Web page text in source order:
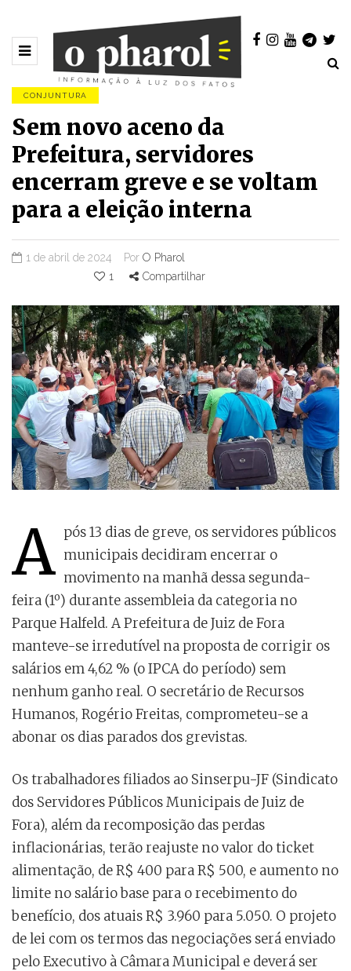
CONJUNTURA
Sem novo aceno da
Prefeitura, servidores
encerram greve e se voltam
para a eleição interna
1 de abril de 2024 Por O Pharol
1
Compartilhar
A pós 13 dias de greve, os servidores públicos
municipais decidiram encerrar o
movimento na manhã dessa segunda-
feira (1º) durante assembleia da categoria no
Parque Halfeld. A Prefeitura de Juiz de Fora
manteve-se irredutível na proposta de corrigir os
salários em 4,62 % (o IPCA do período) sem
nenhum ganho real. O secretário de Recursos
Humanos, Rogério Freitas, comprometeu-se a
abonar os dias parados dos grevistas.
Os trabalhadores filiados ao Sinserpu-JF (Sindicato
dos Servidores Públicos Municipais de Juiz de
Fora), além da recomposição das perdas
inflacionárias, terão reajuste no valor do ticket
alimentação, de R$ 400 para R$ 500, e aumento no
limite no salário base para o recebimento do
benefício, dos atuais R$ 3.960 para 5.050. O projeto
de lei com os termos das negociações será enviado
pelo Executivo à Câmara Municipal e deverá ser